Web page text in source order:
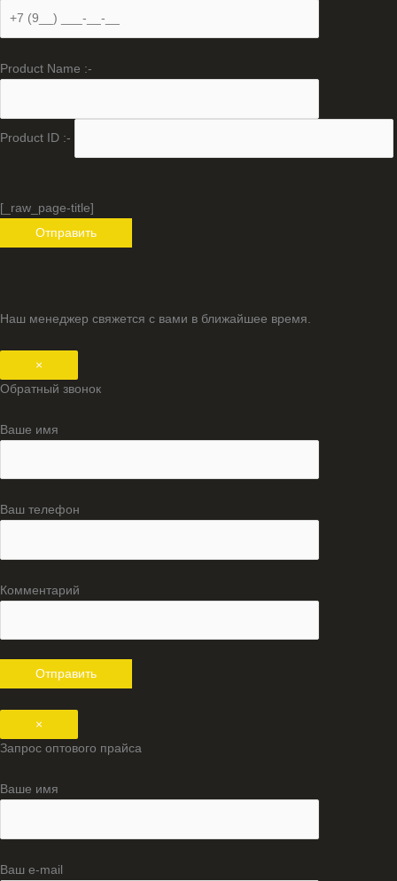
Product Name :-
Product ID :-
[_raw_page-title]
Наш менеджер свяжется с вами в ближайшее время.
×
Обратный звонок
Ваше имя
Ваш телефон
Комментарий
×
Запрос оптового прайса
Ваше имя
Ваш e-mail